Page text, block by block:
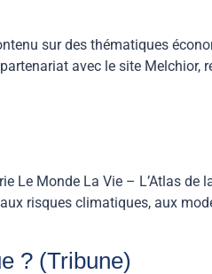
sur des thématiques
avec le site Melchior,
Le Monde La Vie – L’Atlas de
risques climatiques, aux
? (Tribune)